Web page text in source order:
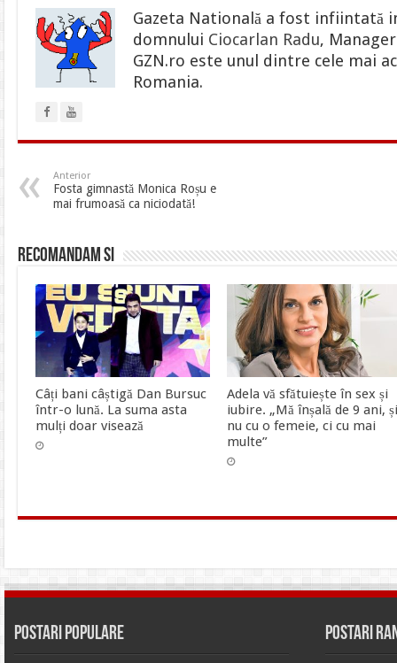
Gazeta Natională a fost infiintată
domnului Ciocarlan Radu,
GZN.ro este unul dintre cele mai
Romania.
Anterior
Fosta gimnastă Monica Roșu e
mai frumoasă ca niciodată!
Recomandam si
Câți bani câștigă Dan Bursuc
într-o lună. La suma asta
mulți doar visează
Adela vă sfătuiește în sex și
iubire. „Mă înșală de 9 ani, și
nu cu o femeie, ci cu mai
multe”
Postari Populare Postari